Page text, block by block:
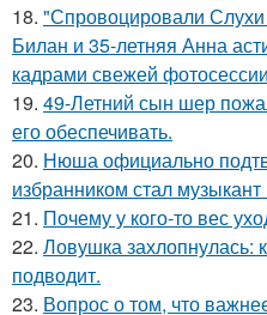
18. "Спровоцировали
Билан и 35-летняя Анна
кадрами свежей
19. 49-Летний сын шер
его обеспечивать.
20. Нюша официально
избранником стал
21. Почему у кого-то вес
22. Ловушка захлопнулась:
подводит.
23. Вопрос о том, что